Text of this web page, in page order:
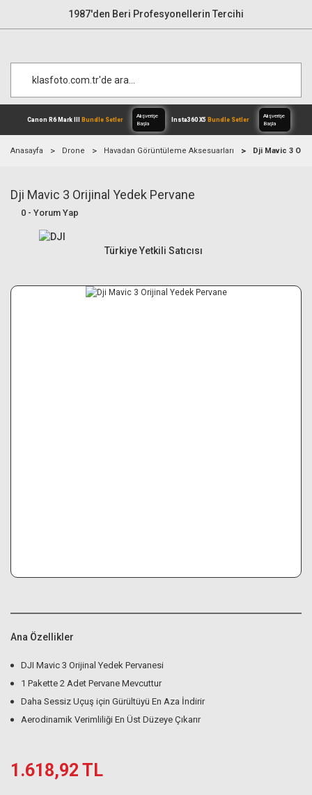
1987'den Beri Profesyonellerin Tercihi
Canon R6 Mark IIIBundle Setler
Anasayfa Drone Havadan Görüntüleme Aksesuarları Dji Mavic 3
Dji Mavic 3 Orijinal Yedek Pervane
0 - Yorum Yap
Türkiye Yetkili Satıcısı
Ana Özellikler
DJI Mavic 3 Orijinal Yedek Pervanesi
1 Pakette 2 Adet Pervane Mevcuttur
Daha Sessiz Uçuş için Gürültüyü En Aza İndirir
Aerodinamik Verimliliği En Üst Düzeye Çıkarır
1.618,92 TL